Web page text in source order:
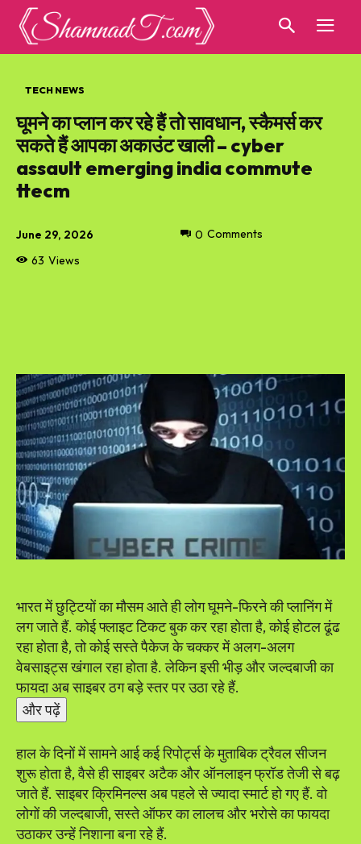
TECH NEWS
घूमने का प्लान कर रहे हैं तो सावधान, स्कैमर्स कर
सकते हैं आपका अकाउंट खाली – cyber
assault emerging india commute
ttecm
June 29, 2026
63 Views
0 Comments
भारत में छुट्टियों का मौसम आते ही लोग घूमने-फिरने की प्लानिंग में
लग जाते हैं. कोई फ्लाइट टिकट बुक कर रहा होता है, कोई होटल ढूंढ
रहा होता है, तो कोई सस्ते पैकेज के चक्कर में अलग-अलग
वेबसाइट्स खंगाल रहा होता है. लेकिन इसी भीड़ और जल्दबाजी का
फायदा अब साइबर ठग बड़े स्तर पर उठा रहे हैं.
और पढ़ें
हाल के दिनों में सामने आई कई रिपोर्ट्स के मुताबिक ट्रैवल सीजन
शुरू होता है, वैसे ही साइबर अटैक और ऑनलाइन फ्रॉड तेजी से बढ़
जाते हैं. साइबर क्रिमिनल्स अब पहले से ज्यादा स्मार्ट हो गए हैं. वो
लोगों की जल्दबाजी, सस्ते ऑफर का लालच और भरोसे का फायदा
उठाकर उन्हें निशाना बना रहे हैं.